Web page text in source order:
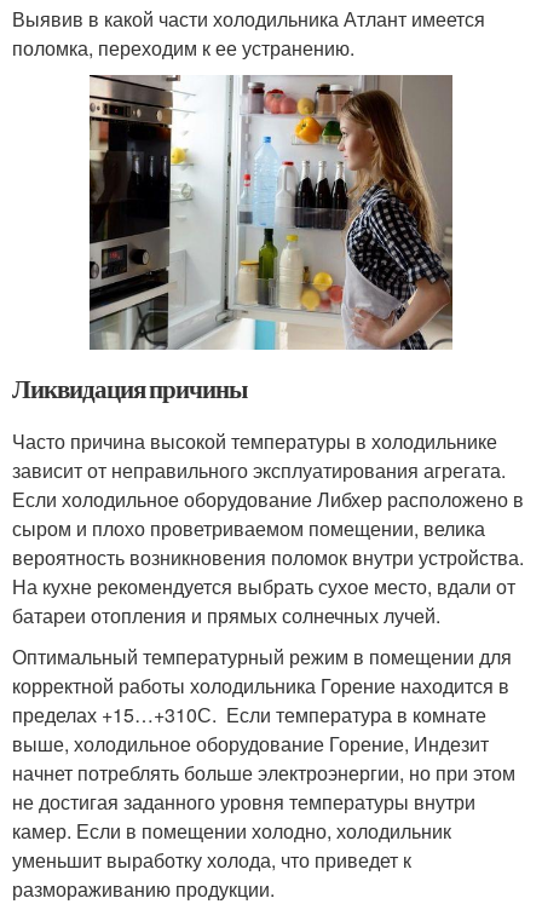
Выявив в какой части холодильника Атлант имеется
поломка, переходим к ее устранению.
Ликвидация причины
Часто причина высокой температуры в холодильнике
зависит от неправильного эксплуатирования агрегата.
Если холодильное оборудование Либхер расположено в
сыром и плохо проветриваемом помещении, велика
вероятность возникновения поломок внутри устройства.
На кухне рекомендуется выбрать сухое место, вдали от
батареи отопления и прямых солнечных лучей.
Оптимальный температурный режим в помещении для
корректной работы холодильника Горение находится в
пределах +15…+310С. Если температура в комнате
выше, холодильное оборудование Горение, Индезит
начнет потреблять больше электроэнергии, но при этом
не достигая заданного уровня температуры внутри
камер. Если в помещении холодно, холодильник
уменьшит выработку холода, что приведет к
размораживанию продукции.